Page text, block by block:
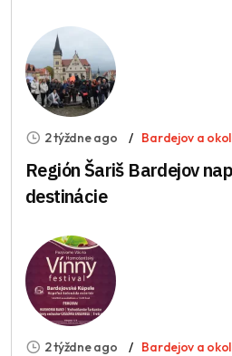
2 týždne ago Bardejov a
Región Šariš Bardejov
destinácie
2 týždne ago Bardejov a